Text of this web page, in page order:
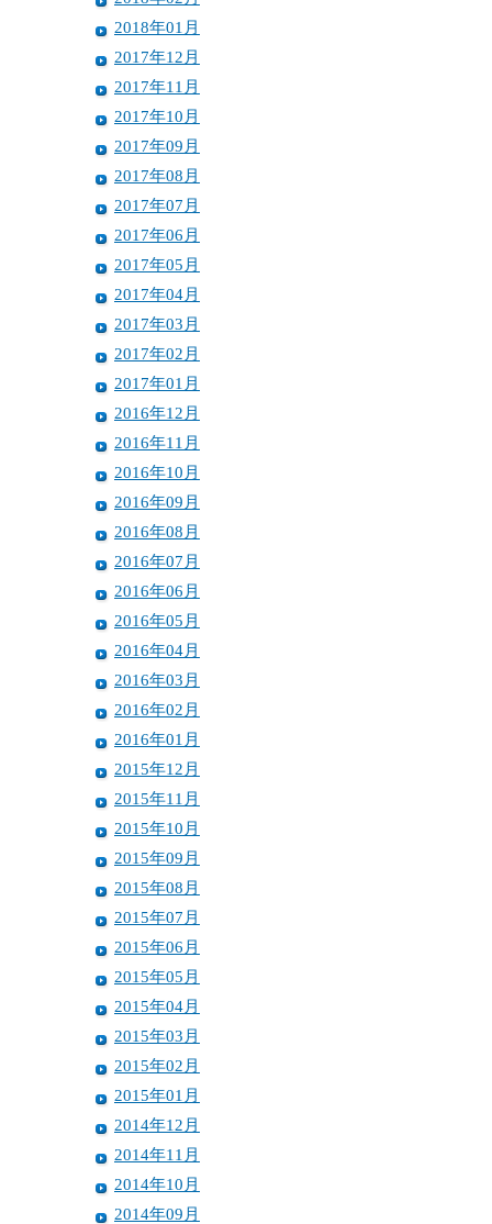
2018年01月
2017年12月
2017年11月
2017年10月
2017年09月
2017年08月
2017年07月
2017年06月
2017年05月
2017年04月
2017年03月
2017年02月
2017年01月
2016年12月
2016年11月
2016年10月
2016年09月
2016年08月
2016年07月
2016年06月
2016年05月
2016年04月
2016年03月
2016年02月
2016年01月
2015年12月
2015年11月
2015年10月
2015年09月
2015年08月
2015年07月
2015年06月
2015年05月
2015年04月
2015年03月
2015年02月
2015年01月
2014年12月
2014年11月
2014年10月
2014年09月